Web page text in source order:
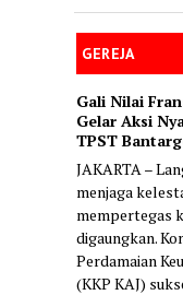
GEREJA
Gali Nilai
Gelar Aksi
TPST
JAKARTA –
menjaga
mempertegas
digaungkan.
Perdamaian
(KKP KAJ)